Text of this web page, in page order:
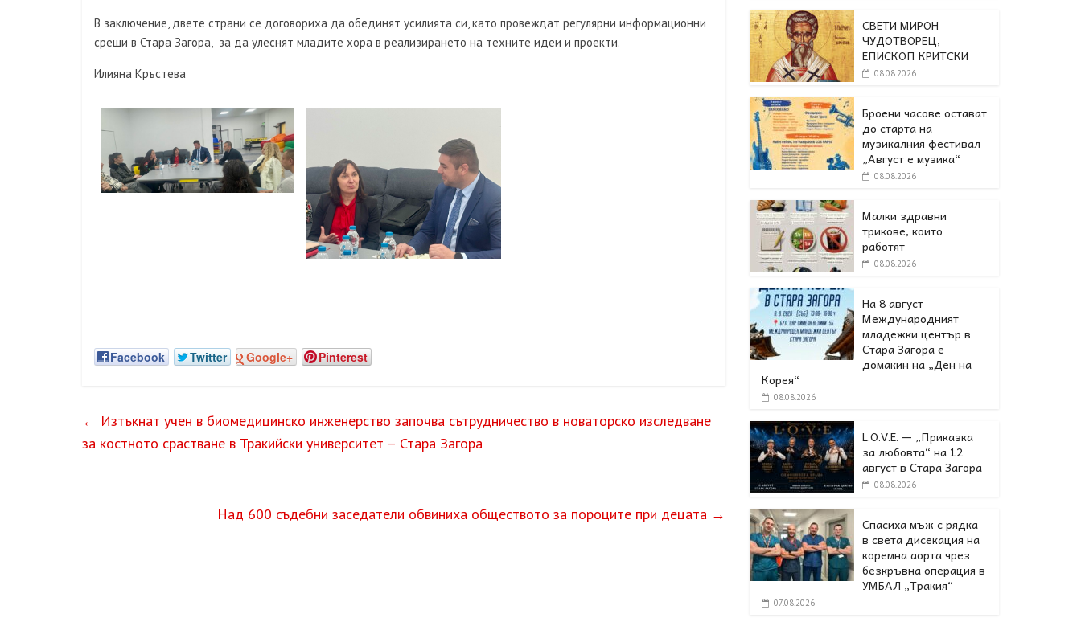
В заключение, двете страни се договориха да обединят усилията си, като провеждат регулярни информационни
срещи в Стара Загора, за да улеснят младите хора в реализирането на техните идеи и проекти.
Илияна Кръстева
Facebook Twitter Google+ Pinterest
← Изтъкнат учен в биомедицинско инженерство започва сътрудничество в новаторско изследване
за костното срастване в Тракийски университет – Стара Загора
Над 600 съдебни заседатели обвиниха обществото за пороците при децата →
СВЕТИ МИРОН
ЧУДОТВОРЕЦ,
ЕПИСКОП КРИТСКИ
08.08.2026
Броени часове остават
до старта на
музикалния фестивал
„Август е музика“
08.08.2026
Малки здравни
трикове, които
работят
08.08.2026
На 8 август
Международният
младежки център в
Стара Загора е
домакин на „Ден на
Корея“
08.08.2026
L.O.V.E. — „Приказка
за любовта“ на 12
август в Стара Загора
08.08.2026
Спасиха мъж с рядка
в света дисекация на
коремна аорта чрез
безкръвна операция в
УМБАЛ „Тракия“
07.08.2026